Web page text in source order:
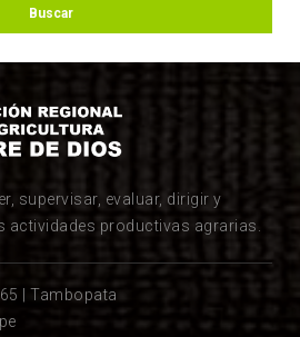
supervisar, evaluar, dirigir y
actividades productivas agrarias.
| Tambopata